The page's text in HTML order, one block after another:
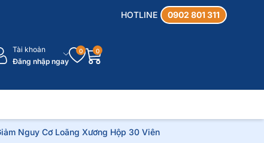
HOTLINE 0902 801 311
Tài khoản
Đăng nhập ngay
0 0
Nguy Cơ Loãng Xương Hộp 30 Viên